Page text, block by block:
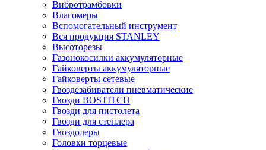
Вибротрамбовки
Влагомеры
Вспомогательный инструмент
Вся продукция STANLEY
Высоторезы
Газонокосилки аккумуляторные
Гайковерты аккумуляторные
Гайковерты сетевые
Гвоздезабиватели пневматические
Гвозди BOSTITCH
Гвозди для пистолета
Гвозди для степлера
Гвоздодеры
Головки торцевые